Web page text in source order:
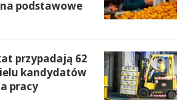
podstawowe
przypadają 62
kandydatów
pracy